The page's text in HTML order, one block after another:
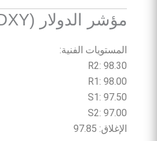
مؤشر الدولار (DXY)
المستويات الفنية:
R2: 98.30
R1: 98.00
S1: 97.50
S2: 97.00
الإغلاق: 97.85